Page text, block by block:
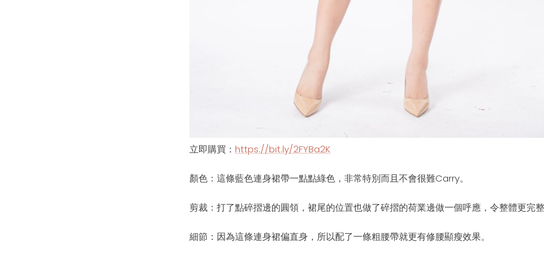
立即購買： https://bit.ly/2FYBa2K
顏色： 這條藍色連身裙帶一點點綠色，非常特別而且不會很難Carry。
剪裁： 打了點碎摺邊的圓領， 裙尾的位置也做了碎摺的荷業邊做一個呼應，令整體更完整
細節 ： 因為這條連身裙偏直身，所以配了一條粗腰帶就更有修腰顯瘦效果。